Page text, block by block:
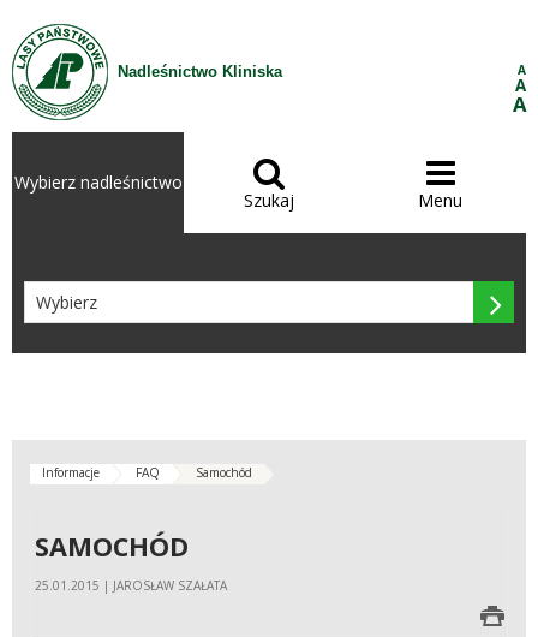
Przejdź do treści
Nadleśnictwo Kliniska A
A
A
Wybierz nadleśnictwo 
Szukaj

Menu

Informacje FAQ Samochód
SAMOCHÓD
25.01.2015 | JAROSŁAW SZAŁATA